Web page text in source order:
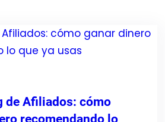
de Afiliados: cómo
recomendando lo